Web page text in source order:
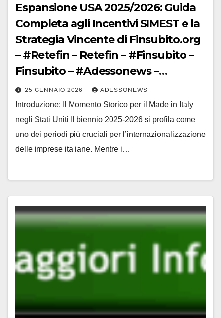
Espansione USA 2025/2026: Guida
Completa agli Incentivi SIMEST e la
Strategia Vincente di Finsubito.org
– #Retefin – Retefin – #Finsubito –
Finsubito – #Adessonews –
#Adessonews – #Finsubito –
Adessonews
25 GENNAIO 2026 ADESSONEWS
Introduzione: Il Momento Storico per il Made in Italy
negli Stati Uniti Il biennio 2025-2026 si profila come
uno dei periodi più cruciali per l’internazionalizzazione
delle imprese italiane. Mentre i…